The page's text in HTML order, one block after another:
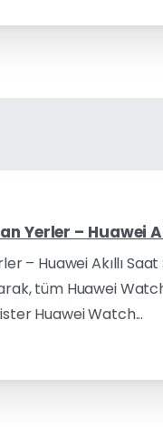
Yerler – Huawei
– Huawei Akıllı
tüm Huawei
Huawei Watch...